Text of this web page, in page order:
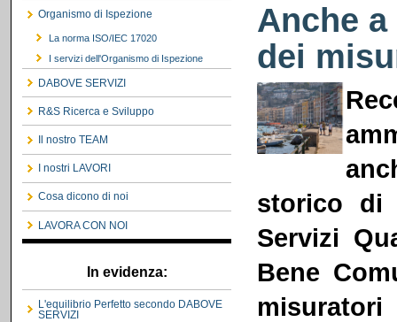
Organismo di Ispezione
La norma ISO/IEC 17020
I servizi dell'Organismo di Ispezione
DABOVE SERVIZI
R&S Ricerca e Sviluppo
Il nostro TEAM
I nostri LAVORI
Cosa dicono di noi
LAVORA CON NOI
In evidenza:
L'equilibrio Perfetto secondo DABOVE
SERVIZI
Anche
dei
storico di
Servizi
Bene